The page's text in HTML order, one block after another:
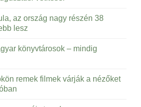
az ország nagy részén 38
lesz
könyvtárosok – mindig
remek filmek várják a nézőket